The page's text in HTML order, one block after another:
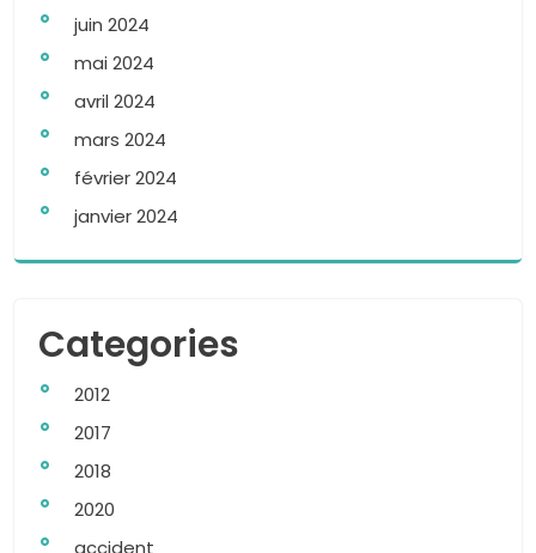
juin 2024
mai 2024
avril 2024
mars 2024
février 2024
janvier 2024
Categories
2012
2017
2018
2020
accident